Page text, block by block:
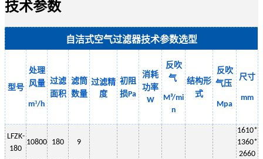
技术参数
自洁式空气过滤器技术参数选型
型号
处理
风量
m³/h
过滤
面积
滤筒
数量
过滤精
度
初阻
损Pa
消耗
功率
W
反吹
气
M³/mi
n
结构形
式
反吹
气压
Mpa
尺寸
mm
LFZK-
180
10800 180 9
1610*
1360*
2660